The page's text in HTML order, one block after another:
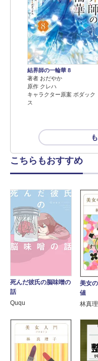
結界師の一輪華 8
著者 おだやか
原作 クレハ
キャラクター原案 ボダック
ス
こちらもおすすめ
死んだ彼氏の脳味噌の
話
Ququ
美女
値
林真